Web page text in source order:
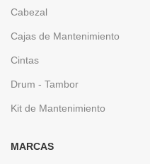
Cabezal
Cajas de Mantenimiento
Cintas
Drum - Tambor
Kit de Mantenimiento
MARCAS